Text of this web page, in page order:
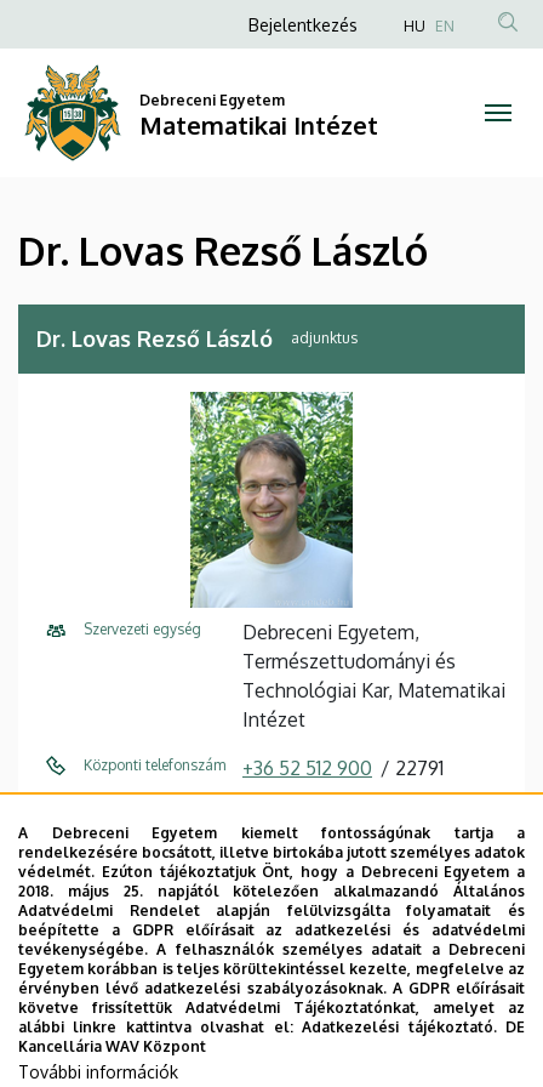
Lovas
Rezső
László
Matematikai
Intézet
a
tartalomra
Anonim
fiók
menüje
Bejelentkezés HU EN
Debreceni Egyetem
Matematikai Intézet
Dr. Lovas Rezső László
Dr. Lovas Rezső László adjunktus
Szervezeti egység
Debreceni Egyetem,
Természettudományi és
Technológiai Kar, Matematikai
Intézet
Központi telefonszám +36 52 512 900 22791
Cím 4032 Debrecen Egyetem tér 1
Épület
Matematikai és
Földtudományi épület
Emelet, ajtó
3. emelet, M330 (oktatói
szoba)
Weboldal
A Debreceni Egyetem kiemelt fontosságúnak tartja a
rendelkezésére bocsátott, illetve birtokába jutott személyes adatok
védelmét. Ezúton tájékoztatjuk Önt, hogy a Debreceni Egyetem a
2018. május 25. napjától kötelezően alkalmazandó Általános
Adatvédelmi Rendelet alapján felülvizsgálta folyamatait és
beépítette a GDPR előírásait az adatkezelési és adatvédelmi
tevékenységébe. A felhasználók személyes adatait a Debreceni
Egyetem korábban is teljes körültekintéssel kezelte, megfelelve az
érvényben lévő adatkezelési szabályozásoknak. A GDPR előírásait
követve frissítettük Adatvédelmi Tájékoztatónkat, amelyet az
alábbi linkre kattintva olvashat el:Adatkezelési tájékoztató. DE
Kancellária WAV Központ
További információk